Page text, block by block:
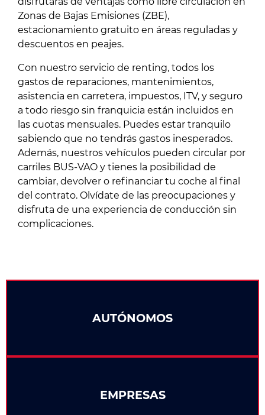
Zonas de Bajas Emisiones (ZBE),
estacionamiento gratuito en áreas reguladas y
descuentos en peajes.
Con nuestro servicio de renting, todos los
gastos de reparaciones, mantenimientos,
asistencia en carretera, impuestos, ITV, y seguro
a todo riesgo sin franquicia están incluidos en
las cuotas mensuales. Puedes estar tranquilo
sabiendo que no tendrás gastos inesperados.
Además, nuestros vehículos pueden circular por
carriles BUS-VAO y tienes la posibilidad de
cambiar, devolver o refinanciar tu coche al final
del contrato. Olvídate de las preocupaciones y
disfruta de una experiencia de conducción sin
complicaciones.
AUTÓNOMOS
EMPRESAS